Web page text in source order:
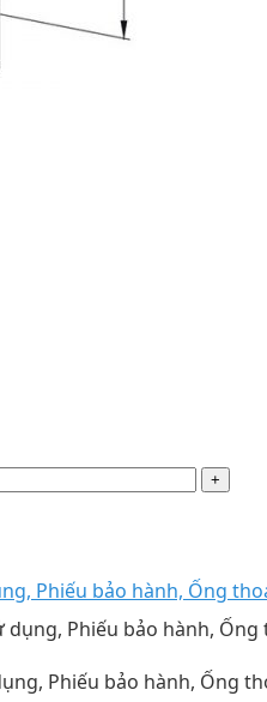
Phiếu bảo hành, Ống
Phiếu bảo hành, Ống